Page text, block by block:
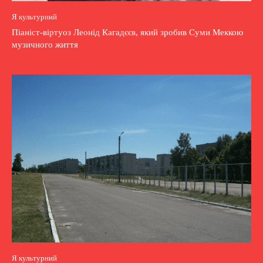
Я культурний
Піаніст-віртуоз Леонід Кагадєєв, який зробив Суми Меккою
музичного життя
Я культурний